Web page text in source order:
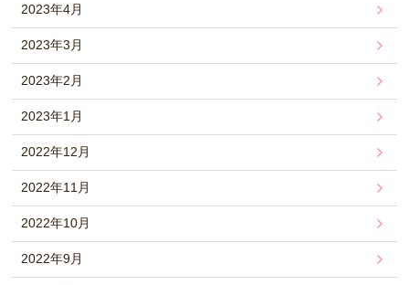
2023年4月
2023年3月
2023年2月
2023年1月
2022年12月
2022年11月
2022年10月
2022年9月